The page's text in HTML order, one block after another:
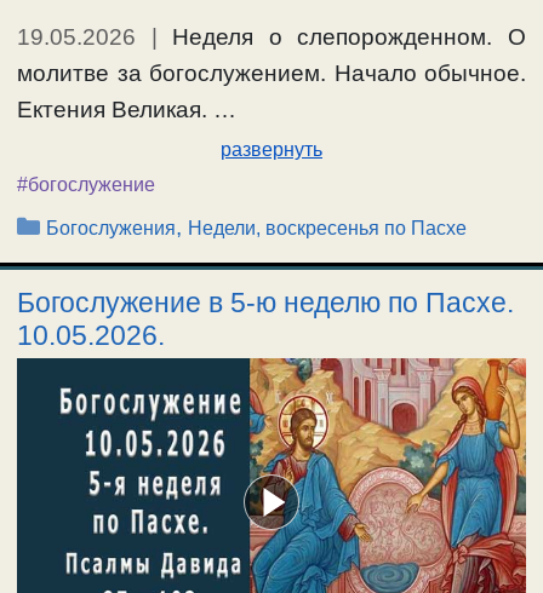
19.05.2026 | Неделя о слепорожденном. О
молитве за богослужением. Начало обычное.
Ектения Великая. …
развернуть
#богослужение
Рубрики
Богослужения, Недели, воскресенья по Пасхе
Богослужение в 5-ю неделю по Пасхе.
10.05.2026.